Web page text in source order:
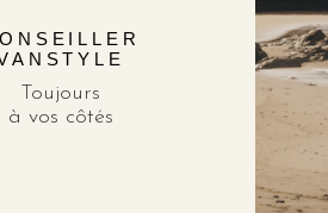
Toujours
à vos côtés